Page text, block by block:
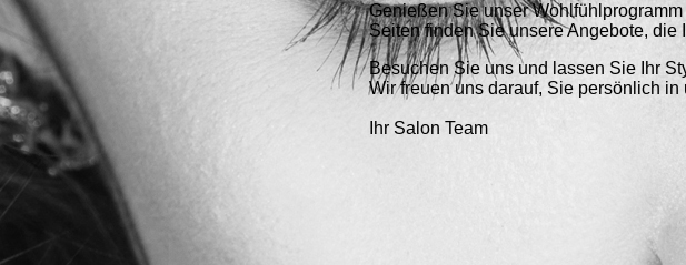
Genießen Sie unser
Seiten finden Sie unsere Angebote,
Besuchen Sie uns und lassen Sie Ihr
Wir freuen uns darauf, Sie persönlich
Ihr Salon Team